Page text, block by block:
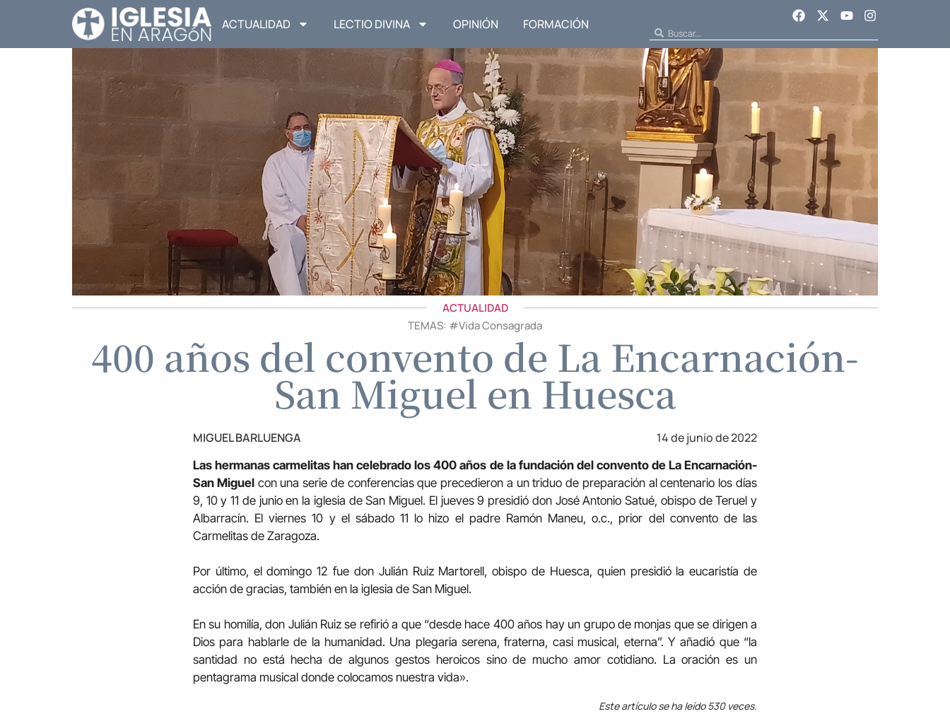
ACTUALIDAD LECTIO DIVINA OPINIÓN FORMACIÓN
ACTUALIDAD
TEMAS: #Vida Consagrada
400 años del convento de La Encarnación-
San Miguel en Huesca
MIGUEL BARLUENGA 14 de junio de 2022
Las hermanas carmelitas han celebrado los 400 años de la fundación del convento de La Encarnación-
San Miguelcon una serie de conferencias que precedieron a un triduo de preparación al centenario los días
9, 10 y 11 de junio en la iglesia de San Miguel. El jueves 9 presidió don José Antonio Satué, obispo de Teruel y
Albarracín. El viernes 10 y el sábado 11 lo hizo el padre Ramón Maneu, o.c., prior del convento de las
Carmelitas de Zaragoza.
Por último, el domingo 12 fue don Julián Ruiz Martorell, obispo de Huesca, quien presidió la eucaristía de
acción de gracias, también en la iglesia de San Miguel.
En su homilía, don Julián Ruiz se refirió a que “desde hace 400 años hay un grupo de monjas que se dirigen a
Dios para hablarle de la humanidad. Una plegaria serena, fraterna, casi musical, eterna”. Y añadió que “la
santidad no está hecha de algunos gestos heroicos sino de mucho amor cotidiano. La oración es un
pentagrama musical donde colocamos nuestra vida».
Este artículo se ha leído 530 veces.